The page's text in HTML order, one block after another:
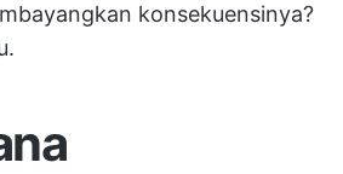
konsekuensinya?